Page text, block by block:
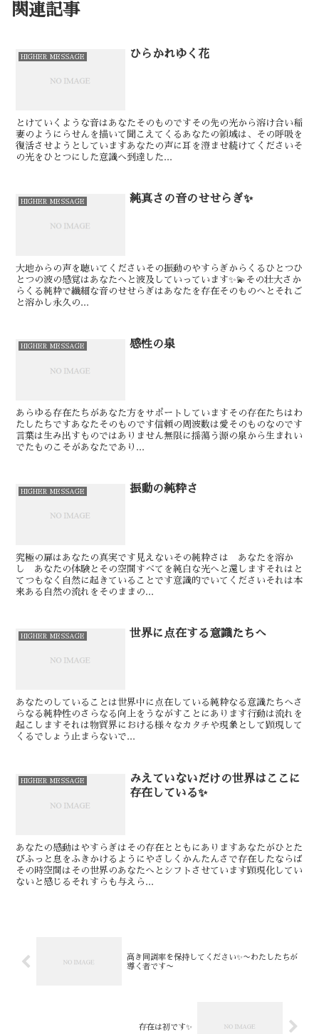
関連記事
HIGHER MESSAGE ひらかれゆく花
とけていくような音はあなたそのものです⁡⁡その先の光から溶け合い稲
妻のようにらせんを描いて聞こえてくるあなたの領域は、その呼吸を
復活させようとしています⁡⁡あなたの声に耳を澄ませ続けてください⁡⁡そ
の光をひとつにした意識へ到達した...
HIGHER MESSAGE 純真さの音のせせらぎ✨
大地からの声を聴いてください⁡⁡⁡その振動のやすらぎからくるひとつひ
とつの波の感覚は⁡あなたへと波及していっています✨💫⁡⁡⁡⁡⁡その壮大さか
らくる純粋で繊細な音のせせらぎは⁡あなたを存在そのものへとそれご
と溶かし⁡⁡⁡⁡⁡永久の...
HIGHER MESSAGE 感性の泉
あらゆる存在たちがあなた方をサポートしています⁡⁡その存在たちはわ
たしたちです⁡あなたそのものです⁡⁡⁡信頼の周波数は愛そのものなのです⁡⁡⁡
言葉は生み出すものではありません無限に揺蕩う源の泉から生まれい
でたものこそがあなたであり...
HIGHER MESSAGE 振動の純粋さ
究極の扉はあなたの真実です⁡⁡見えないその純粋さは あなたを溶か
し あなたの体験とその空間すべてを純白な光へと還します⁡⁡それはと
てつもなく自然に起きていることです⁡⁡意識的でいてください⁡⁡⁡それは本
来ある自然の流れをそのままの...
HIGHER MESSAGE 世界に点在する意識たちへ
あなたのしていることは⁡⁡世界中に点在している純粋なる意識たちへ⁡⁡さ
らなる純粋性のさらなる向上をうながすことにあります⁡⁡⁡行動は流れを
起こします⁡それは物質界における様々なカタチや現象として顕現して
くるでしょう⁡⁡止まらないで...
HIGHER MESSAGE
みえていないだけの世界はここに
存在している✨
あなたの感動はやすらぎは⁡その存在とともにあります⁡⁡⁡あなたがひとた
びふっと息をふきかけるようにやさしくかんたんさで存在したならば⁡
その時空間はその世界のあなたへとシフトさせています⁡⁡⁡顕現化してい
ないと感じるそれすらも与えら...
高き同調率を保持してください✨〜わたしたちが
導く者です〜
存在は初です✨